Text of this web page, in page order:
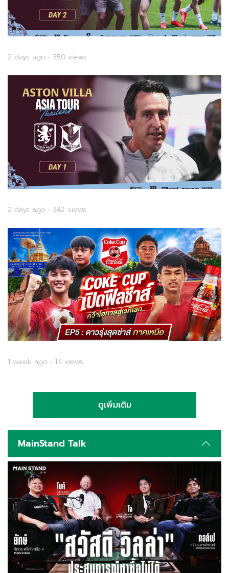
2 days ago • 350 views
2 days ago • 342 views
1 week ago • 1K views
ดูเพิ่มเติม
MainStand Talk